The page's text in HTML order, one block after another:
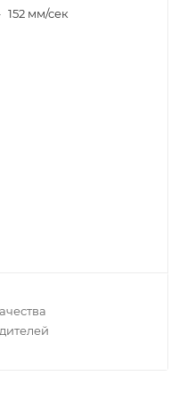
152 мм/сек